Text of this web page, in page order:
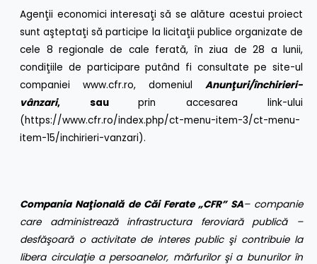
Agenţii economici interesaţi să se alăture acestui proiect
sunt aşteptaţi să participe la licitaţii publice organizate de
cele 8 regionale de cale ferată, în ziua de 28 a lunii,
condiţiile de participare putând fi consultate pe site-ul
companieiwww.cfr.ro, domeniulAnunţuri/închirieri-
vânzari, sauprin accesarea link-ului
(https://www.cfr.ro/index.php/ct-menu-item-3/ct-menu-
item-15/inchirieri-vanzari).
Compania Naţională de Căi Ferate „CFR” SA– companie
care administrează infrastructura feroviară publică –
desfăşoară o activitate de interes public şi contribuie la
libera circulaţie a persoanelor, mărfurilor şi a bunurilor în